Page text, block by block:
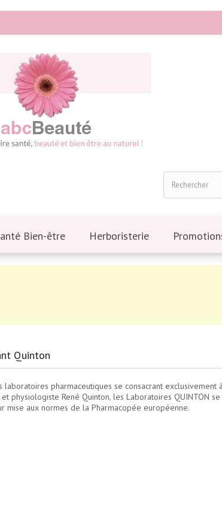
Bien-être Herboristerie
Quinton
laboratoires pharmaceutiques se consacrant
physiologiste René Quinton, les Laboratoires QUINTON
aux normes de la Pharmacopée européenne.